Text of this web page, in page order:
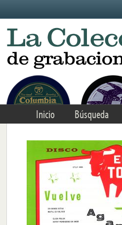
Inicio Búsqueda